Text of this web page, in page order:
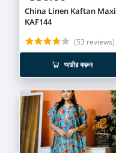
China Linen Kaftan Maxi
KAF144
(53 reviews)
অর্ডার করুন